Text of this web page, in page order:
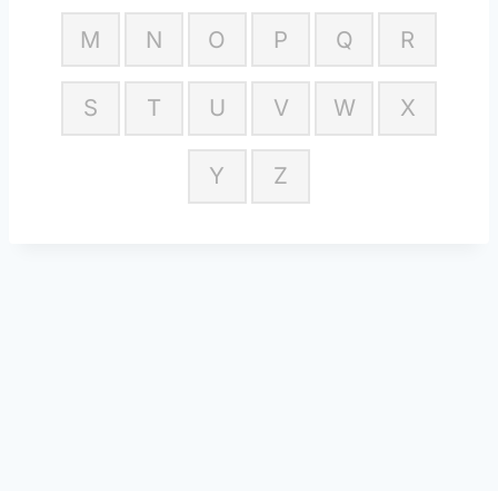
M N O P Q R
S T U V W X
Y Z